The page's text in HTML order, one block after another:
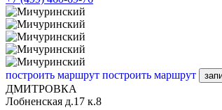
построить маршрут построить маршрут
ДМИТРОВКА
Лобненская д.17 к.8